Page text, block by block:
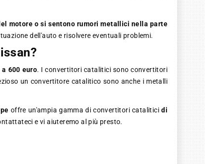
motore o si sentono rumori metallici nella parte
dell'auto e risolvere eventuali problemi.
600 euro. I convertitori catalitici sono convertitori
un convertitore catalitico sono anche i metalli
offre un'ampia gamma di convertitori cataliticidi
e vi aiuteremo al più presto.